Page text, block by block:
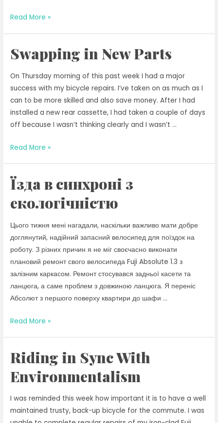
Заміна
Read More »
Swapping in New Parts
On Thursday morning of this past week I had a major
success with my bicycle repairs. I’ve taken on as much as I
can to be more skilled and also save money. After I had
installed a new rear cassette, I had taken a couple of days
off because I wasn’t thinking clearly and I wasn’t …
Swapping
Parts
Read More »
Їзда в синхроні з
екологічністю
Цього тижня мені нагадали, наскільки важливо мати добре
доглянутий, надійний запасний велосипед для поїздок на
роботу. З різних причин я не міг своєчасно виконати
плановий ремонт свого велосипеда Fuji Absolute 1.3 з
залізним каркасом. Ремонт стосувався задньої касети та
ланцюга, а саме проблем з довжиною ланцюга. Я переніс
Абсолют з першого поверху квартири до шафи …
Їзда
з
екологічністю
Read More »
Riding in Sync With
Environmentalism
I was reminded this week how important it is to have a well
maintained trusty, back-up bicycle for the commute. I was